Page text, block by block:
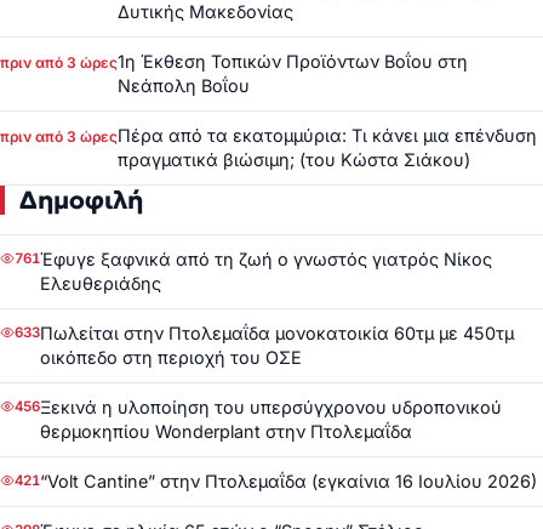
Δυτικής Μακεδονίας
πριν από 3 ώρες1η Έκθεση Τοπικών Προϊόντων Βοΐου στη
Νεάπολη Βοΐου
πριν από 3 ώρεςΠέρα από τα εκατομμύρια: Τι κάνει μια επένδυση
πραγματικά βιώσιμη; (του Κώστα Σιάκου)
Δημοφιλή
761Έφυγε ξαφνικά από τη ζωή ο γνωστός γιατρός Νίκος
Ελευθεριάδης
633Πωλείται στην Πτολεμαΐδα μονοκατοικία 60τμ με 450τμ
οικόπεδο στη περιοχή του ΟΣΕ
456Ξεκινά η υλοποίηση του υπερσύγχρονου υδροπονικού
θερμοκηπίου Wonderplant στην Πτολεμαΐδα
421“Volt Cantine” στην Πτολεμαΐδα (εγκαίνια 16 Ιουλίου 2026)